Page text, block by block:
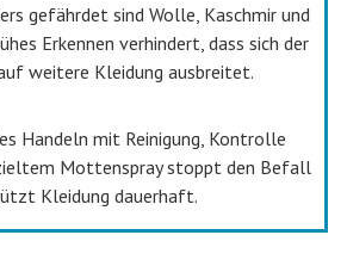
gefährdet sind Wolle, Kaschmir und
Erkennen verhindert, dass sich der
weitere Kleidung ausbreitet.
Handeln mit Reinigung, Kontrolle
Mottenspray stoppt den Befall
Kleidung dauerhaft.